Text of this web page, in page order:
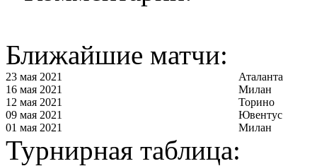
Ближайшие матчи:
23 мая 2021
Аталанта
16 мая 2021
Милан
12 мая 2021
Торино
09 мая 2021
Ювентус
01 мая 2021
Милан
Турнирная таблица: